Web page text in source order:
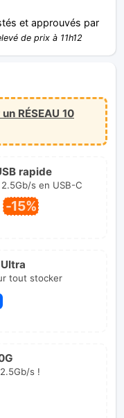
et approuvés par
de prix à 11h12
RÉSEAU 10
rapide
s en USB-C
-15%
tout stocker
s !